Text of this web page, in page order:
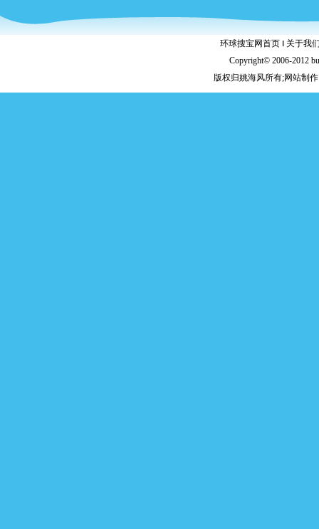
环球搜宝网首页 ‖ 关于我
Copyright© 2006-2012
版权归姚海风所有;网站制作